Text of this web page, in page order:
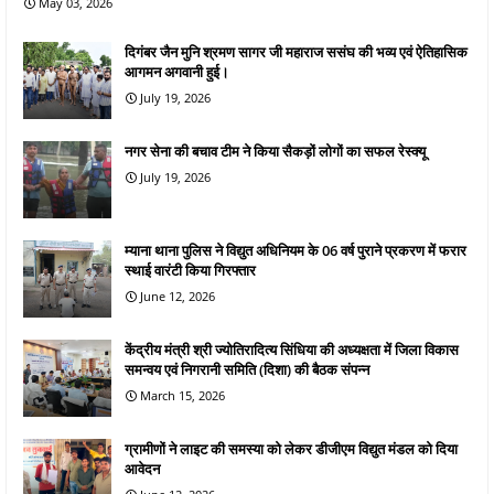
दिगंबर जैन मुनि श्रमण सागर जी महाराज ससंघ की भव्य एवं ऐतिहासिक
आगमन अगवानी हुई।
July 19, 2026
नगर सेना की बचाव टीम ने किया सैकड़ों लोगों का सफल रेस्क्यू
July 19, 2026
म्याना थाना पुलिस ने विद्युत अधिनियम के 06 वर्ष पुराने प्रकरण में फरार
स्थाई वारंटी किया गिरफ्तार
June 12, 2026
केंद्रीय मंत्री श्री ज्योतिरादित्य सिंधिया की अध्यक्षता में जिला विकास
समन्वय एवं निगरानी समिति (दिशा) की बैठक संपन्न
March 15, 2026
ग्रामीणों ने लाइट की समस्या को लेकर डीजीएम विद्युत मंडल को दिया
आवेदन